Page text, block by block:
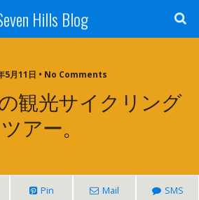
Hills Blog
5月11日 • No Comments
観光サイクリング
ツアー。
Pin Mail SMS